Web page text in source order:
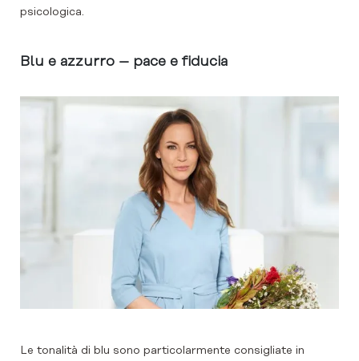
psicologica.
Blu e azzurro – pace e fiducia
Le tonalità di blu sono particolarmente consigliate in